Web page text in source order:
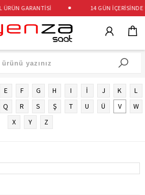
GARANTİSİ 14 GÜN İÇERİSİNDE
E F G H I İ J K
L
Q R S Ş T U Ü V
W
X
Y Z